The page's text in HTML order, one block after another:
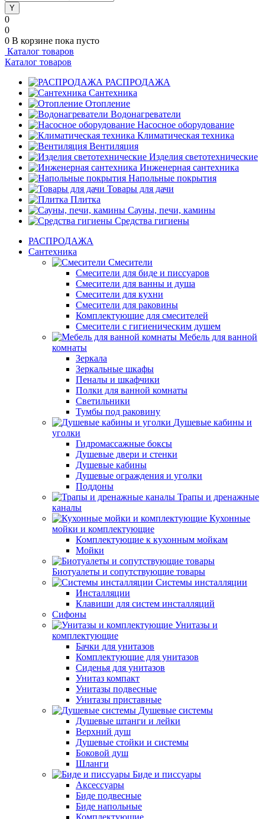
0
0
0 В корзине пока пусто
Каталог товаров
Каталог товаров
РАСПРОДАЖА
Сантехника
Отопление
Водонагреватели
Насосное оборудование
Климатическая техника
Вентиляция
Изделия светотехнические
Инженерная сантехника
Напольные покрытия
Товары для дачи
Плитка
Сауны, печи, камины
Средства гигиены
РАСПРОДАЖА
Сантехника
Смесители
Смесители для биде и писсуаров
Смесители для ванны и душа
Смесители для кухни
Смесители для раковины
Комплектующие для смесителей
Смесители с гигиеническим душем
Мебель для ванной
комнаты
Зеркала
Зеркальные шкафы
Пеналы и шкафчики
Полки для ванной комнаты
Светильники
Тумбы под раковину
Душевые кабины и
уголки
Гидромассажные боксы
Душевые двери и стенки
Душевые кабины
Душевые ограждения и уголки
Поддоны
Трапы и дренажные
каналы
Кухонные
мойки и комплектующие
Комплектующие к кухонным мойкам
Мойки
Биотуалеты и сопутствующие товары
Системы инсталляции
Инсталляции
Клавиши для систем инсталляций
Сифоны
Унитазы и
комплектующие
Бачки для унитазов
Комплектующие для унитазов
Сиденья для унитазов
Унитаз компакт
Унитазы подвесные
Унитазы приставные
Душевые системы
Душевые штанги и лейки
Верхний душ
Душевые стойки и системы
Боковой душ
Шланги
Биде и писсуары
Аксессуары
Биде подвесные
Биде напольные
Комплектующие